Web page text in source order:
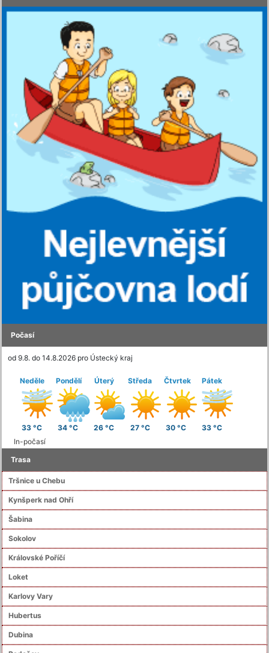
Počasí
od 9.8. do 14.8.2026 pro Ústecký kraj
Neděle
33 °C
Pondělí
34 °C
Úterý
26 °C
Středa
27 °C
Čtvrtek
30 °C
Pátek
33 °C
In-počasí
Trasa
Tršnice u Chebu
Kynšperk nad Ohří
Šabina
Sokolov
Královské Poříčí
Loket
Karlovy Vary
Hubertus
Dubina